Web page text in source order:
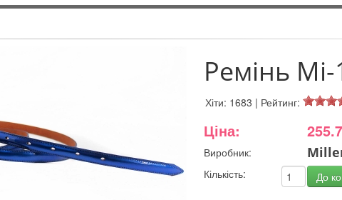
Ремінь Mi-
Хіти: 1683 | Рейтинг:
Ціна:
Виробник:
Кількість: